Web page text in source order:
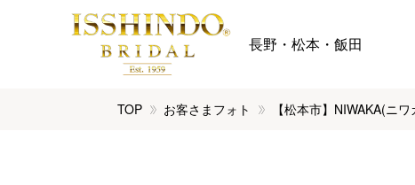
長野・松本・飯田
TOP お客さまフォト 【松本市】NIWAKA(ニ